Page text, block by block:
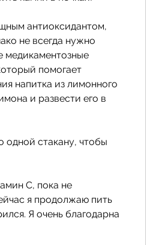
антиоксидантом,
не всегда нужно
медикаментозные
помогает
напитка из лимонного
и развести его в
одной стакану, чтобы
С, пока не
я продолжаю пить
Я очень благодарна